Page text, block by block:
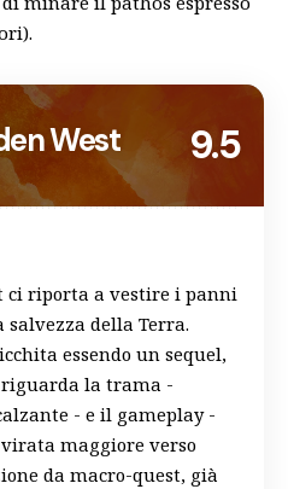
West 9.5
ci riporta a vestire i panni
salvezza della Terra.
essendo un sequel,
la trama -
- e il gameplay -
maggiore verso
da macro-quest, già